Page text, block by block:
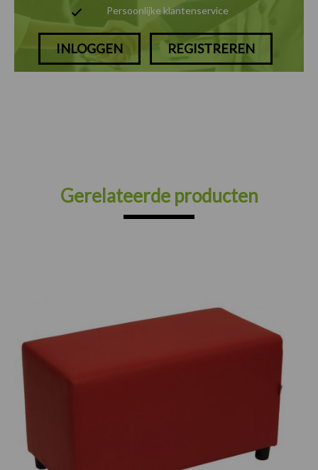
Persoonlijke klantenservice
INLOGGEN REGISTREREN
Gerelateerde producten